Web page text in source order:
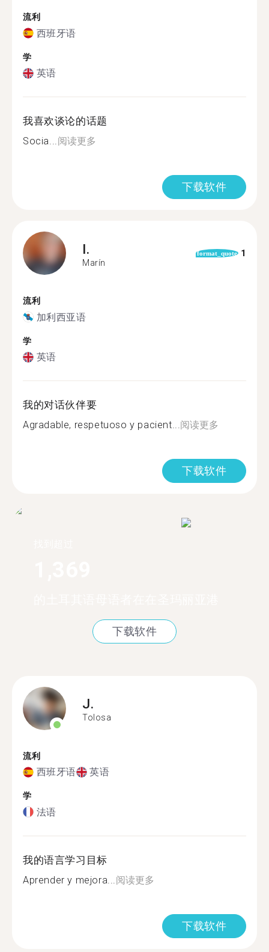
流利
西班牙语
学
英语
我喜欢谈论的话题
Socia...阅读更多
下载软件
I.
Marín
format_quote 1
流利
加利西亚语
学
英语
我的对话伙伴要
Agradable, respetuoso y pacient...阅读更多
下载软件
下载软件
J.
Tolosa
流利
西班牙语 英语
学
法语
我的语言学习目标
Aprender y mejora... 阅读更多
下载软件